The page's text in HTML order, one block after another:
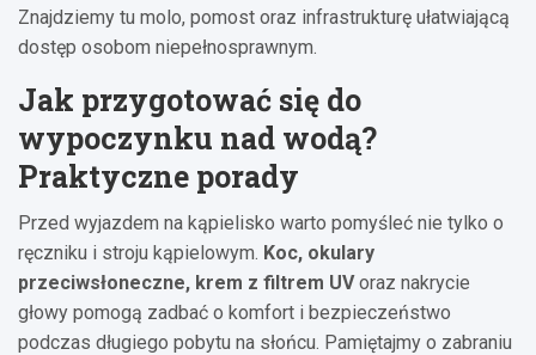
Znajdziemy tu molo, pomost oraz infrastrukturę ułatwiającą
dostęp osobom niepełnosprawnym.
Jak przygotować się do
wypoczynku nad wodą?
Praktyczne porady
Przed wyjazdem na kąpielisko warto pomyśleć nie tylko o
ręczniku i stroju kąpielowym. Koc, okulary
przeciwsłoneczne, krem z filtrem UVoraz nakrycie
głowy pomogą zadbać o komfort i bezpieczeństwo
podczas długiego pobytu na słońcu. Pamiętajmy o zabraniu